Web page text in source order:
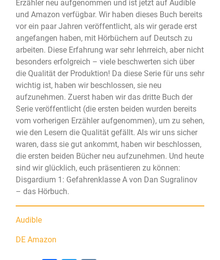
Erzähler neu aufgenommen und ist jetzt auf Audible
und Amazon verfügbar. Wir haben dieses Buch bereits
vor ein paar Jahren veröffentlicht, als wir gerade erst
angefangen haben, mit Hörbüchern auf Deutsch zu
arbeiten. Diese Erfahrung war sehr lehrreich, aber nicht
besonders erfolgreich – viele beschwerten sich über
die Qualität der Produktion! Da diese Serie für uns sehr
wichtig ist, haben wir beschlossen, sie neu
aufzunehmen. Zuerst haben wir das dritte Buch der
Serie veröffentlicht (die ersten beiden wurden bereits
vom vorherigen Erzähler aufgenommen), um zu sehen,
wie den Lesern die Qualität gefällt. Als wir uns sicher
waren, dass sie gut ankommt, haben wir beschlossen,
die ersten beiden Bücher neu aufzunehmen. Und heute
sind wir glücklich, euch präsentieren zu können:
Disgardium 1: Gefahrenklasse A von Dan Sugralinov
– das Hörbuch.
Audible
DE Amazon